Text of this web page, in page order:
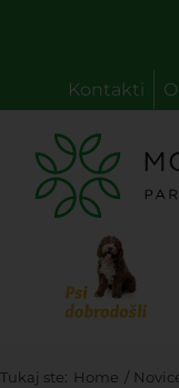
Kontakti
Tukaj ste: Home